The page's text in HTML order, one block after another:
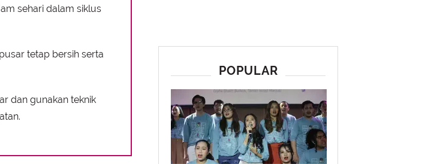
sehari dalam siklus
tetap bersih serta
dan gunakan teknik
POPULAR